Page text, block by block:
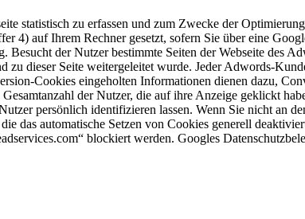
statistisch zu erfassen und zum Zwecke der
4) auf Ihrem Rechner gesetzt, sofern Sie über eine
Besucht der Nutzer bestimmte Seiten der Webseite des
zu dieser Seite weitergeleitet wurde. Jeder Adwords-
Cookies eingeholten Informationen dienen dazu,
der Nutzer, die auf ihre Anzeige geklickt
persönlich identifizieren lassen. Wenn Sie nicht an
das automatische Setzen von Cookies generell
blockiert werden. Googles